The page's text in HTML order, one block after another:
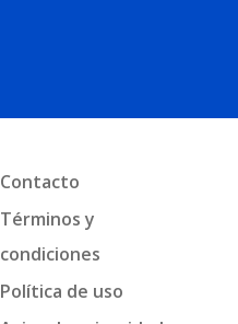
Contacto
Términos y
condiciones
Política de uso